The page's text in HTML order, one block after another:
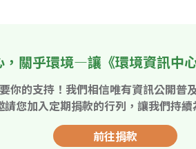
，關乎環境—讓《環境資訊中
你的支持！我們相信唯有資訊公開普
請您加入定期捐款的行列，讓我們持續
前往捐款